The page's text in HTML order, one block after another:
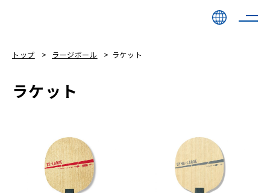
トップ ラージボール ラケット
ラケット